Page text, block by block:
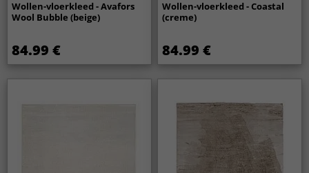
Wollen-vloerkleed - Avafors
Wool Bubble (beige)
84.99 €
Wollen-vloerkleed - Coastal
(creme)
84.99 €